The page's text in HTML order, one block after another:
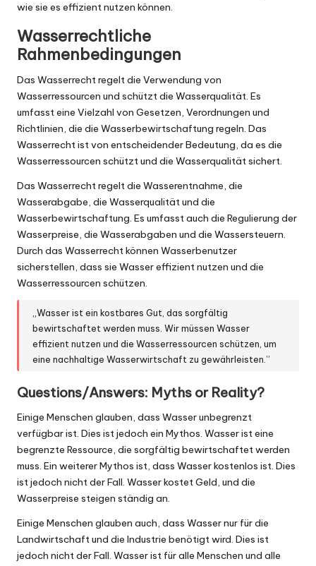
wie sie es effizient nutzen können.
Wasserrechtliche
Rahmenbedingungen
Das Wasserrecht regelt die Verwendung von
Wasserressourcen und schützt die Wasserqualität. Es
umfasst eine Vielzahl von Gesetzen, Verordnungen und
Richtlinien, die die Wasserbewirtschaftung regeln. Das
Wasserrecht ist von entscheidender Bedeutung, da es die
Wasserressourcen schützt und die Wasserqualität sichert.
Das Wasserrecht regelt die Wasserentnahme, die
Wasserabgabe, die Wasserqualität und die
Wasserbewirtschaftung. Es umfasst auch die Regulierung der
Wasserpreise, die Wasserabgaben und die Wassersteuern.
Durch das Wasserrecht können Wasserbenutzer
sicherstellen, dass sie Wasser effizient nutzen und die
Wasserressourcen schützen.
„Wasser ist ein kostbares Gut, das sorgfältig
bewirtschaftet werden muss. Wir müssen Wasser
effizient nutzen und die Wasserressourcen schützen, um
eine nachhaltige Wasserwirtschaft zu gewährleisten.”
Questions/Answers: Myths or Reality?
Einige Menschen glauben, dass Wasser unbegrenzt
verfügbar ist. Dies ist jedoch ein Mythos. Wasser ist eine
begrenzte Ressource, die sorgfältig bewirtschaftet werden
muss. Ein weiterer Mythos ist, dass Wasser kostenlos ist. Dies
ist jedoch nicht der Fall. Wasser kostet Geld, und die
Wasserpreise steigen ständig an.
Einige Menschen glauben auch, dass Wasser nur für die
Landwirtschaft und die Industrie benötigt wird. Dies ist
jedoch nicht der Fall. Wasser ist für alle Menschen und alle